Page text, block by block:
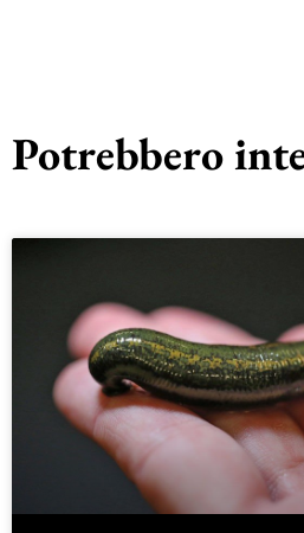
Potrebbero